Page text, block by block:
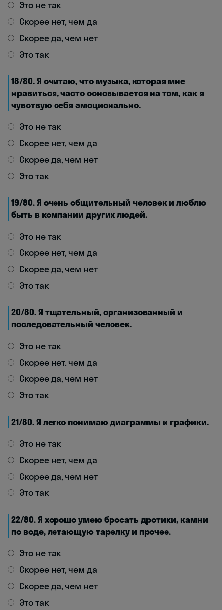
Это не так
Скорее нет, чем да
Скорее да, чем нет
Это так
18/80. Я считаю, что музыка, которая мне
нравиться, часто основывается на том, как я
чувствую себя эмоционально.
Это не так
Скорее нет, чем да
Скорее да, чем нет
Это так
19/80. Я очень общительный человек и люблю
быть в компании других людей.
Это не так
Скорее нет, чем да
Скорее да, чем нет
Это так
20/80. Я тщательный, организованный и
последовательный человек.
Это не так
Скорее нет, чем да
Скорее да, чем нет
Это так
21/80. Я легко понимаю диаграммы и графики.
Это не так
Скорее нет, чем да
Скорее да, чем нет
Это так
22/80. Я хорошо умею бросать дротики, камни
по воде, летающую тарелку и прочее.
Это не так
Скорее нет, чем да
Скорее да, чем нет
Это так